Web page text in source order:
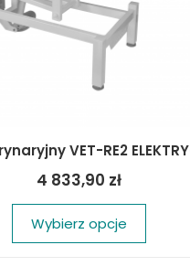
VET-RE2
4 833,90 zł
Wybierz opcje